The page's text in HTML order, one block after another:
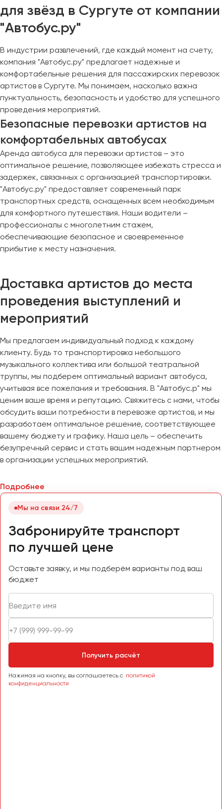
для звёзд в Сургуте от компании
"Автобус.ру"
В индустрии развлечений, где каждый момент на счету,
компания "Автобус.ру" предлагает надежные и
комфортабельные решения для пассажирских перевозок
артистов в Сургуте. Мы понимаем, насколько важна
пунктуальность, безопасность и удобство для успешного
проведения мероприятий.
Безопасные перевозки артистов на
комфортабельных автобусах
Аренда автобуса для перевозки артистов – это
оптимальное решение, позволяющее избежать стресса и
задержек, связанных с организацией транспортировки.
"Автобус.ру" предоставляет современный парк
транспортных средств, оснащенных всем необходимым
для комфортного путешествия. Наши водители –
профессионалы с многолетним стажем,
обеспечивающие безопасное и своевременное
прибытие к месту назначения.
Доставка артистов до места
проведения выступлений и
мероприятий
Мы предлагаем индивидуальный подход к каждому
клиенту. Будь то транспортировка небольшого
музыкального коллектива или большой театральной
труппы, мы подберем оптимальный вариант автобуса,
учитывая все пожелания и требования. В "Автобус.р" мы
ценим ваше время и репутацию. Свяжитесь с нами, чтобы
обсудить ваши потребности в перевозке артистов, и мы
разработаем оптимальное решение, соответствующее
вашему бюджету и графику. Наша цель – обеспечить
безупречный сервис и стать вашим надежным партнером
в организации успешных мероприятий.
Подробнее
Мы на связи 24/7
Забронируйте транспорт
по лучшей цене
Оставьте заявку, и мы подберём варианты под ваш
бюджет
Получить расчёт
Нажимая на кнопку, вы соглашаетесь с политикой
конфиденциальности